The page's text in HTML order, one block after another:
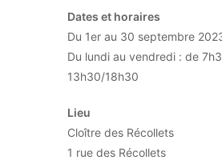
Dates et horaires
Du 1er au 30 septembre
Du lundi au vendredi : de
13h30/18h30
Lieu
Cloître des Récollets
1 rue des Récollets